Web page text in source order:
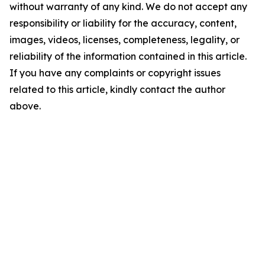
without warranty of any kind. We do not accept any
responsibility or liability for the accuracy, content,
images, videos, licenses, completeness, legality, or
reliability of the information contained in this article.
If you have any complaints or copyright issues
related to this article, kindly contact the author
above.